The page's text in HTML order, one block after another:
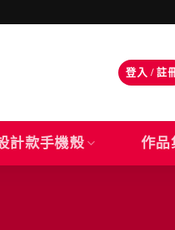
登入 / 註
計款手機殼 作品